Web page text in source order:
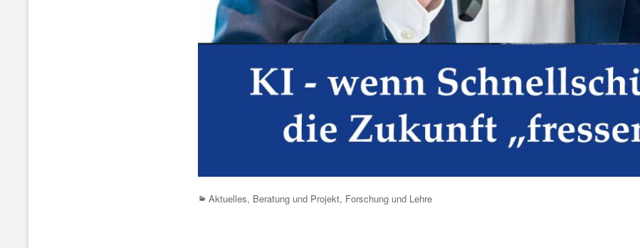
Categories
Aktuelles, Beratung und Projekt, Forschung und Lehre
Beitrags-